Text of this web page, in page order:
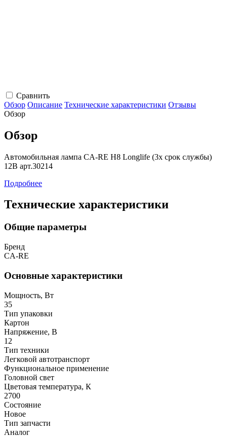
Сравнить
Обзор Описание Технические характеристики Отзывы
Обзор
Обзор
Автомобильная лампа CA-RE H8 Longlife (3x срок службы)
12В арт.30214
Подробнее
Технические характеристики
Общие параметры
Бренд
CA-RE
Основные характеристики
Мощность, Вт
35
Тип упаковки
Картон
Напряжение, В
12
Тип техники
Легковой автотранспорт
Функциональное применение
Головной свет
Цветовая температура, К
2700
Состояние
Новое
Тип запчасти
Аналог